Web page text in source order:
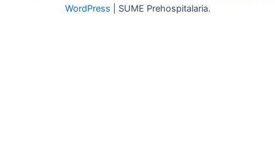
WordPress | SUME Prehospitalaria.